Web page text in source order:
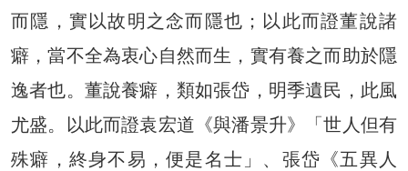
而隱，實以故明之念而隱也；以此而證董說諸
癖，當不全為衷心自然而生，實有養之而助於隱
逸者也。董說養癖，類如張岱，明季遺民，此風
尤盛。以此而證袁宏道《與潘景升》「世人但有
殊癖，終身不易，便是名士」、張岱《五異人